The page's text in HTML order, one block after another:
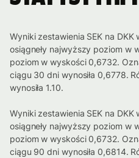
Wyniki zestawienia SEK na
osiągneły najwyższy poziom w
poziom w wyskości 0,6732.
ciągu 30 dni wynosiła 0,6778.
wynosiła 1.10.
Wyniki zestawienia SEK na
osiągneły najwyższy poziom w
poziom w wyskości 0,6732.
ciągu 90 dni wynosiła 0,6814.